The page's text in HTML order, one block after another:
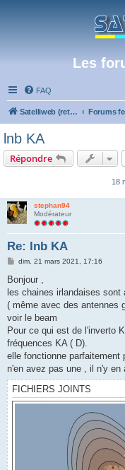
Les
FAQ
Satelliweb (retour vers le site)
lnb KA
Répondre
18
stephan94
Modérateur
Re: lnb KA
M
s
a
g
dim. 21 mars 2021, 17:16
Bonjour ,
les chaines irlandaises
( même avec des antennes
voir le beam
Pour ce qui est de l'inverto
fréquences KA ( D).
elle fonctionne parfaitement
n'en avez pas une , il n'y en
FICHIERS JOINTS